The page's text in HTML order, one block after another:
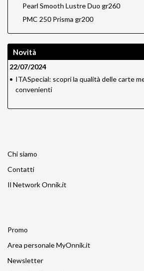
Pearl Smooth Lustre Duo gr260
PMC 250 Prisma gr200
Novità
22/07/2024
• ITASpecial: scopri la qualità delle carte
convenienti
Chi siamo
Contatti
Il Network Onnik.it
Promo
Area personale MyOnnik.it
Newsletter